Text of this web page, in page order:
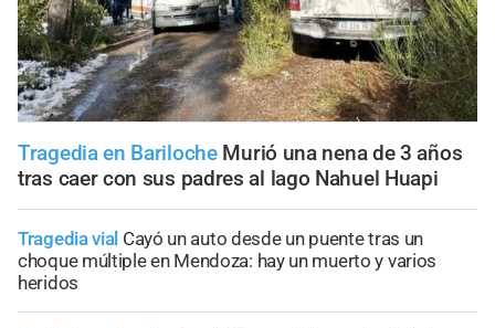
Tragedia en Bariloche Murió una nena de 3 años
tras caer con sus padres al lago Nahuel Huapi
Tragedia vial Cayó un auto desde un puente tras un
choque múltiple en Mendoza: hay un muerto y varios
heridos